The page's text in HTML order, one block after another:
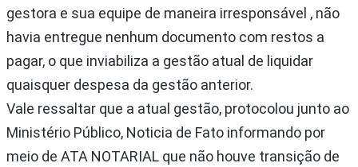
gestora e sua equipe de maneira irresponsável , não
havia entregue nenhum documento com restos a
pagar, o que inviabiliza a gestão atual de liquidar
quaisquer despesa da gestão anterior.
Vale ressaltar que a atual gestão, protocolou junto ao
Ministério Público, Noticia de Fato informando por
meio de ATA NOTARIAL que não houve transição de